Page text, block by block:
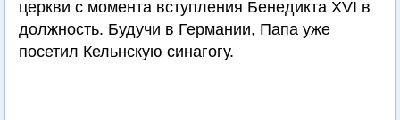
церкви с момента вступления Бенедикта XVI в
должность. Будучи в Германии, Папа уже
посетил Кельнскую синагогу.